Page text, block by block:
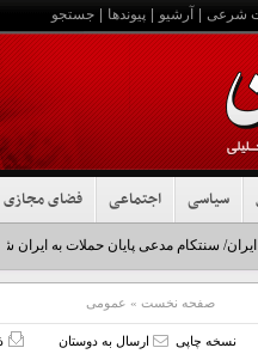
شرعی آرشیو پیوندها جستجو
سیاسی اجتماعی فضای مجازی
سنتکام مدعی پایان حملات به ایران
صفحه نخست » عمومی
نسخه چاپی ارسال به دوستان